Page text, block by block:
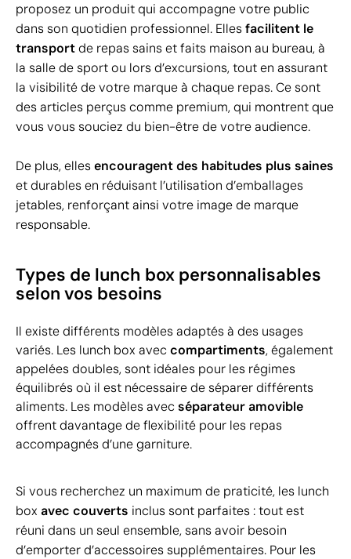
proposez un produit qui accompagne votre public
dans son quotidien professionnel. Ellesfacilitent le
transportde repas sains et faits maison au bureau, à
la salle de sport ou lors d’excursions, tout en assurant
la visibilité de votre marque à chaque repas. Ce sont
des articles perçus comme premium, qui montrent que
vous vous souciez du bien-être de votre audience.
De plus, ellesencouragent des habitudes plus saines
et durables en réduisant l’utilisation d’emballages
jetables, renforçant ainsi votre image de marque
responsable.
Types de lunch box personnalisables
selon vos besoins
Il existe différents modèles adaptés à des usages
variés. Les lunch box aveccompartiments, également
appelées doubles, sont idéales pour les régimes
équilibrés où il est nécessaire de séparer différents
aliments. Les modèles avecséparateur amovible
offrent davantage de flexibilité pour les repas
accompagnés d’une garniture.
Si vous recherchez un maximum de praticité, les lunch
box avec couverts inclus sont parfaites : tout est
réuni dans un seul ensemble, sans avoir besoin
d’emporter d’accessoires supplémentaires. Pour les